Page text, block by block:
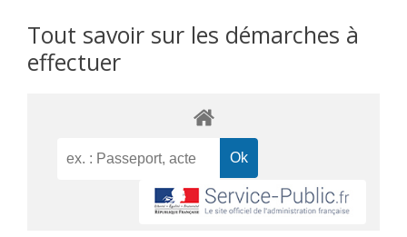
Tout savoir sur les démarches à
effectuer